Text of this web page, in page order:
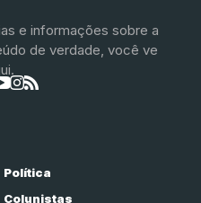
e informações sobre a
de verdade, você ve
Política
Colunistas